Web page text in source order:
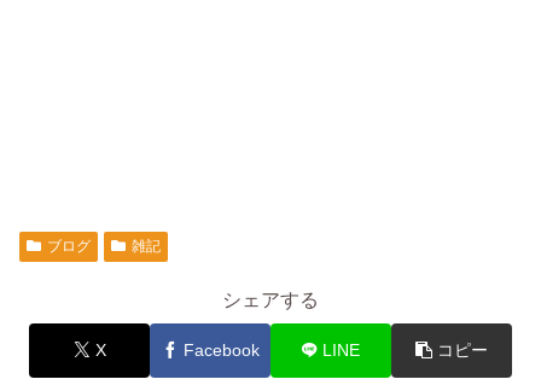
ブログ 雑記
シェアする
X Facebook LINE コピー